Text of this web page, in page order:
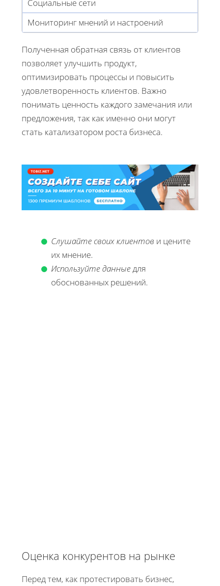
Социальные сети
Мониторинг мнений и настроений
Полученная обратная связь от клиентов
позволяет улучшить продукт,
оптимизировать процессы и повысить
удовлетворенность клиентов. Важно
понимать ценность каждого замечания или
предложения, так как именно они могут
стать катализатором роста бизнеса.
Слушайте своих клиентов и цените
их мнение.
Используйте данныедля
обоснованных решений.
Оценка конкурентов на рынке
Перед тем, как протестировать бизнес,